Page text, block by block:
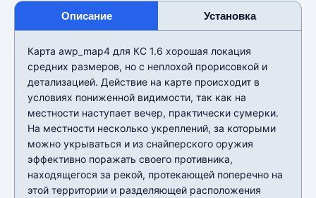
Описание Установка
Карта awp_map4 для КС 1.6 хорошая локация
средних размеров, но с неплохой прорисовкой и
детализацией. Действие на карте происходит в
условиях пониженной видимости, так как на
местности наступает вечер, практически сумерки.
На местности несколько укреплений, за которыми
можно укрываться и из снайперского оружия
эффективно поражать своего противника,
находящегося за рекой, протекающей поперечно на
этой территории и разделяющей расположения